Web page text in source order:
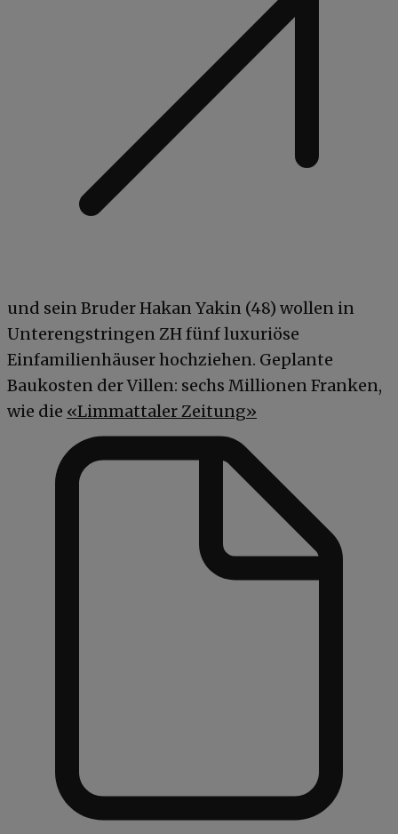
und sein Bruder Hakan Yakin (48) wollen in
Unterengstringen ZH fünf luxuriöse
Einfamilienhäuser hochziehen. Geplante
Baukosten der Villen: sechs Millionen Franken,
wie die «Limmattaler Zeitung»